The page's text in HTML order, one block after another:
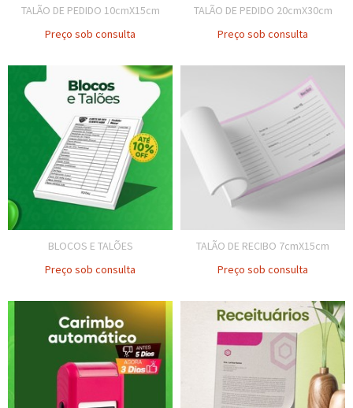
TALÃO DE PEDIDO 10cmX15cm
Preço sob consulta
TALÃO DE PEDIDO 20cmX30cm
Preço sob consulta
BLOCOS E TALÕES
Preço sob consulta
TALÃO DE RECIBO 7cmX15cm
Preço sob consulta